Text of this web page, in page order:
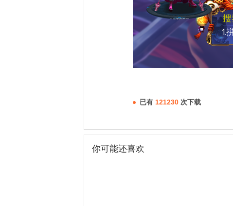
已有 121230 次下载
你可能还喜欢